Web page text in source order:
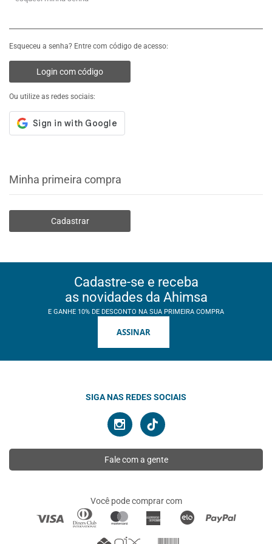
Esqueceu a senha? Entre com código de acesso:
Login com código
Ou utilize as redes sociais:
Minha primeira compra
Cadastrar
Cadastre-se e receba
as novidades da Ahimsa
E GANHE 10% DE DESCONTO NA SUA PRIMEIRA COMPRA
ASSINAR
SIGA NAS REDES SOCIAIS
Fale com a gente
Você pode comprar com